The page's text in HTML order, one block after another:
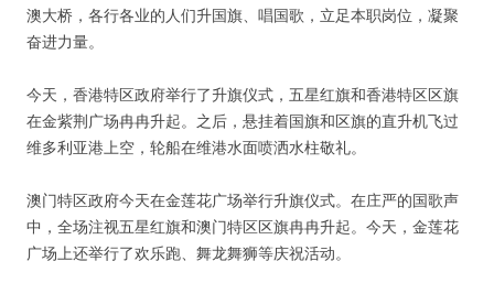
澳大桥，各行各业的人们升国旗、唱国歌，立足本职岗位，凝聚
奋进力量。
今天，香港特区政府举行了升旗仪式，五星红旗和香港特区区旗
在金紫荆广场冉冉升起。之后，悬挂着国旗和区旗的直升机飞过
维多利亚港上空，轮船在维港水面喷洒水柱敬礼。
澳门特区政府今天在金莲花广场举行升旗仪式。在庄严的国歌声
中，全场注视五星红旗和澳门特区区旗冉冉升起。今天，金莲花
广场上还举行了欢乐跑、舞龙舞狮等庆祝活动。